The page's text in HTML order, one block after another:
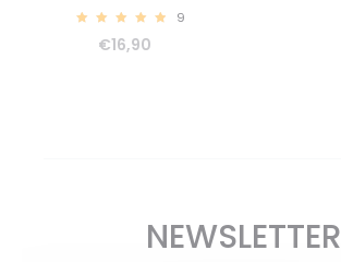
9
€16,90
NEWSLETTER